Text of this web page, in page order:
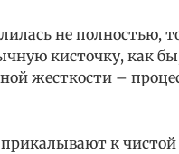
не полностью,
кисточку, как
жесткости –
к чистой